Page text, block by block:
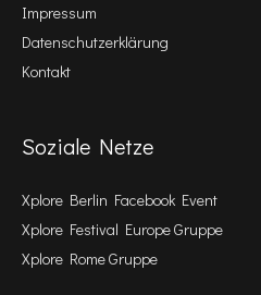
Impressum
Datenschutzerklärung
Kontakt
Soziale Netze
Xplore Berlin Facebook Event
Xplore Festival Europe Gruppe
Xplore Rome Gruppe